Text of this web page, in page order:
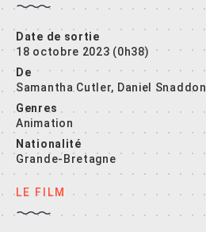
Date de sortie
18 octobre 2023 (0h38)
De
Samantha Cutler, Daniel Snaddon
Genres
Animation
Nationalité
Grande-Bretagne
LE FILM